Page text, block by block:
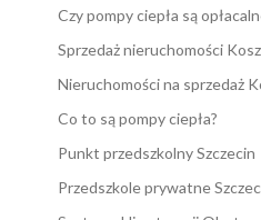
Czy pompy ciepła są
Sprzedaż nieruchomości
Nieruchomości na sprzedaż
Co to są pompy ciepła?
Punkt przedszkolny Szczecin
Przedszkole prywatne